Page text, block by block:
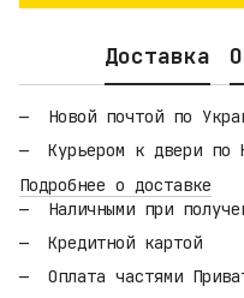
Доставка
Новой почтой по
Курьером к двери по
Подробнее о доставке
Наличными при
Кредитной картой
Оплата частями